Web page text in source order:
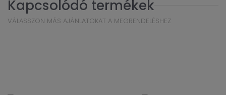
Kapcsolódó termékek
VÁLASSZON MÁS AJÁNLATOKAT A MEGRENDELÉSHEZ